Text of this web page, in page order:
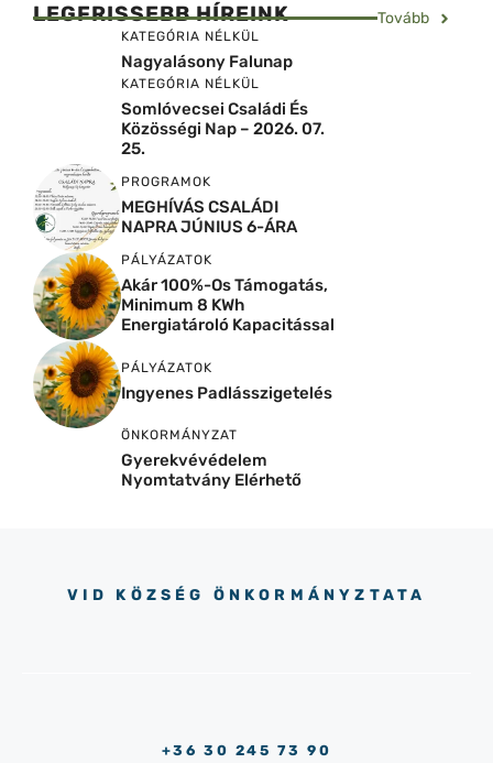
LEGFRISSEBB HÍREINK Tovább
KATEGÓRIA NÉLKÜL
Nagyalásony Falunap
KATEGÓRIA NÉLKÜL
Somlóvecsei Családi És
Közösségi Nap – 2026. 07.
25.
PROGRAMOK
MEGHÍVÁS CSALÁDI
NAPRA JÚNIUS 6-ÁRA
PÁLYÁZATOK
Akár 100%-Os Támogatás,
Minimum 8 KWh
Energiatároló Kapacitással
PÁLYÁZATOK
Ingyenes Padlásszigetelés
ÖNKORMÁNYZAT
Gyerekvévédelem
Nyomtatvány Elérhető
VID KÖZSÉG ÖNKORMÁNYZTATA
+36 30 245 73 90